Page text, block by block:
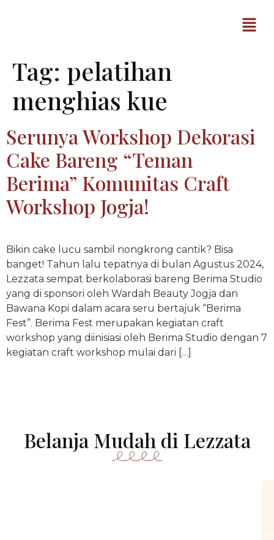
Tag: pelatihan
menghias kue
Serunya Workshop Dekorasi
Cake Bareng “Teman
Berima” Komunitas Craft
Workshop Jogja!
Bikin cake lucu sambil nongkrong cantik? Bisa
banget! Tahun lalu tepatnya di bulan Agustus 2024,
Lezzata sempat berkolaborasi bareng Berima Studio
yang di sponsori oleh Wardah Beauty Jogja dan
Bawana Kopi dalam acara seru bertajuk “Berima
Fest”. Berima Fest merupakan kegiatan craft
workshop yang diinisiasi oleh Berima Studio dengan 7
kegiatan craft workshop mulai dari […]
Belanja Mudah di Lezzata